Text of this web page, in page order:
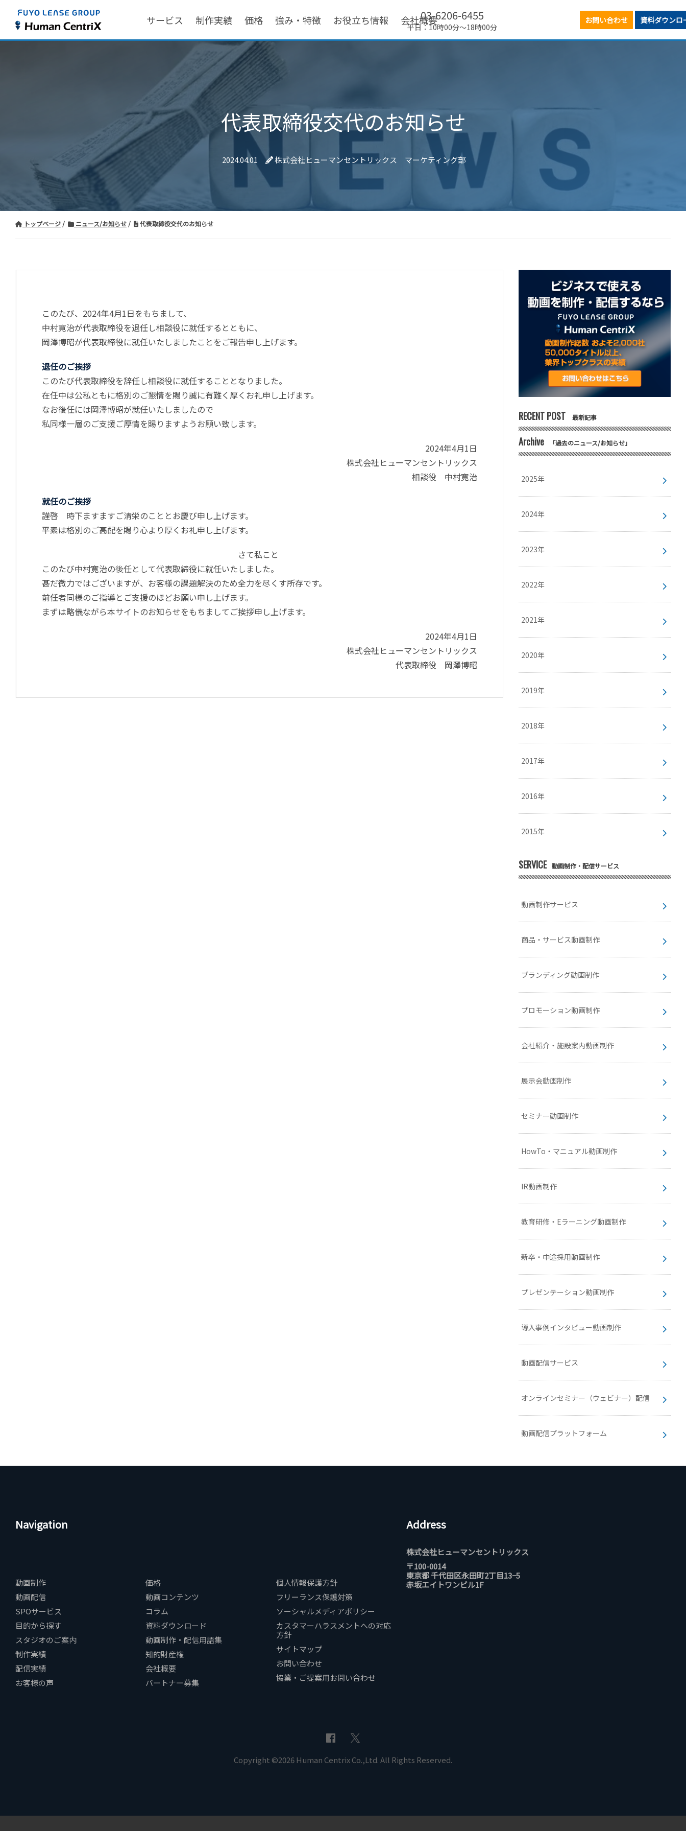
サービス 制作実績 価格 強み・特徴 お役立ち情報 会社概要03-6206-6455
平日：10時00分～18時00分
お問い合わせ 資料ダウンロ
代表取締役交代のお知らせ
2024.04.01 株式会社ヒューマンセントリックス マーケティング部
トップページ ニュース/お知らせ 代表取締役交代のお知らせ
このたび、2024年4月1日をもちまして、
中村寛治が代表取締役を退任し相談役に就任するとともに、
岡澤博昭が代表取締役に就任いたしましたことをご報告申し上げます。
退任のご挨拶
このたび代表取締役を辞任し相談役に就任することとなりました。
在任中は公私ともに格別のご懇情を賜り誠に有難く厚くお礼申し上げます。
なお後任には岡澤博昭が就任いたしましたので
私同様一層のご支援ご厚情を賜りますようお願い致します。
2024年4月1日
株式会社ヒューマンセントリックス
相談役 中村寛治
就任のご挨拶
謹啓 時下ますますご清栄のこととお慶び申し上げます。
平素は格別のご高配を賜り心より厚くお礼申し上げます。
さて私こと
このたび中村寛治の後任として代表取締役に就任いたしました。
甚だ微力ではございますが、お客様の課題解決のため全力を尽くす所存です。
前任者同様のご指導とご支援のほどお願い申し上げます。
まずは略儀ながら本サイトのお知らせをもちましてご挨拶申し上げます。
2024年4月1日
株式会社ヒューマンセントリックス
代表取締役 岡澤博昭
RECENT POST 最新記事
Archive 「過去のニュース/お知らせ」
2025年
2024年
2023年
2022年
2021年
2020年
2019年
2018年
2017年
2016年
2015年
SERVICE 動画制作・配信サービス
動画制作サービス
商品・サービス動画制作
ブランディング動画制作
プロモーション動画制作
会社紹介・施設案内動画制作
展示会動画制作
セミナー動画制作
HowTo・マニュアル動画制作
IR動画制作
教育研修・Eラーニング動画制作
新卒・中途採用動画制作
プレゼンテーション動画制作
導入事例インタビュー動画制作
動画配信サービス
オンラインセミナー（ウェビナー）配信
動画配信プラットフォーム
Navigation
動画制作
動画配信
SPOサービス
目的から探す
スタジオのご案内
制作実績
配信実績
お客様の声
価格
動画コンテンツ
コラム
資料ダウンロード
動画制作・配信用語集
知的財産権
会社概要
パートナー募集
個人情報保護方針
フリーランス保護対策
ソーシャルメディアポリシー
カスタマーハラスメントへの対応
方針
サイトマップ
お問い合わせ
協業・ご提案用お問い合わせ
Address
株式会社ヒューマンセントリックス
〒100-0014
東京都 千代田区永田町2丁目13−5
赤坂エイトワンビル1F
Copyright ©2026 Human Centrix Co.,Ltd. All Rights Reserved.